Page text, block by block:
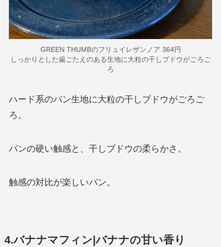
GREEN THUMBのフリュイレザンノア 364円
しっかりとした歯ごたえのある生地に大粒の干しブドウがごろご
ろ
ハード系のパン生地に大粒の干しブドウがごろご
ろ。
パンの硬い触感と、干しブドウの柔らかさ。
触感の対比が楽しいパン。
4.バナナマフィン|バナナの甘い香り